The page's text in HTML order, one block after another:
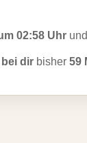
02:58 Uhr
dir bisher 59